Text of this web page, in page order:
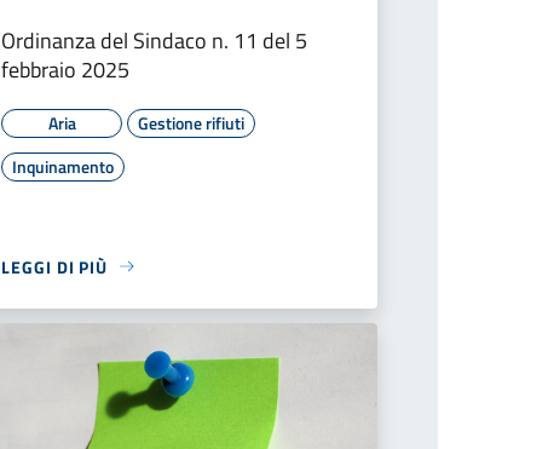
Ordinanza del Sindaco n. 11 del 5
febbraio 2025
Aria
Gestione rifiuti
Inquinamento
LEGGI DI PIÙ